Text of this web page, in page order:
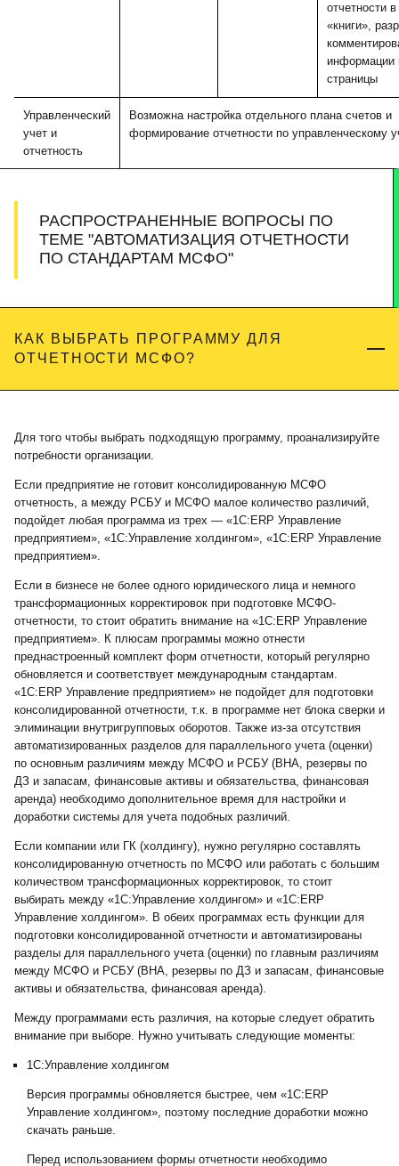
отчетности
«книги»,
информации
страницы
Управленческий
учет и
отчетность
Возможна настройка отдельного плана счетов и
формирование отчетности по управленческому
РАСПРОСТРАНЕННЫЕ ВОПРОСЫ ПО
ТЕМЕ "АВТОМАТИЗАЦИЯ ОТЧЕТНОСТИ
ПО СТАНДАРТАМ МСФО"
КАК ВЫБРАТЬ ПРОГРАММУ ДЛЯ
ОТЧЕТНОСТИ МСФО?
Для того чтобы выбрать подходящую программу, проанализируйте
потребности организации.
Если предприятие не готовит консолидированную МСФО
отчетность, а между РСБУ и МСФО малое количество различий,
подойдет любая программа из трех — «1С:ERP Управление
предприятием», «1С:Управление холдингом», «1С:ERP Управление
предприятием».
Если в бизнесе не более одного юридического лица и немного
трансформационных корректировок при подготовке МСФО-
отчетности, то стоит обратить внимание на «1С:ERP Управление
предприятием». К плюсам программы можно отнести
преднастроенный комплект форм отчетности, который регулярно
обновляется и соответствует международным стандартам.
«1С:ERP Управление предприятием» не подойдет для подготовки
консолидированной отчетности, т.к. в программе нет блока сверки и
элиминации внутригрупповых оборотов. Также из-за отсутствия
автоматизированных разделов для параллельного учета (оценки)
по основным различиям между МСФО и РСБУ (ВНА, резервы по
ДЗ и запасам, финансовые активы и обязательства, финансовая
аренда) необходимо дополнительное время для настройки и
доработки системы для учета подобных различий.
Если компании или ГК (холдингу), нужно регулярно составлять
консолидированную отчетность по МСФО или работать с большим
количеством трансформационных корректировок, то стоит
выбирать между «1С:Управление холдингом» и «1С:ERP
Управление холдингом». В обеих программах есть функции для
подготовки консолидированной отчетности и автоматизированы
разделы для параллельного учета (оценки) по главным различиям
между МСФО и РСБУ (ВНА, резервы по ДЗ и запасам, финансовые
активы и обязательства, финансовая аренда).
Между программами есть различия, на которые следует обратить
внимание при выборе. Нужно учитывать следующие моменты:
1С:Управление холдингом
Версия программы обновляется быстрее, чем «1С:ERP
Управление холдингом», поэтому последние доработки можно
скачать раньше.
Перед использованием формы отчетности необходимо